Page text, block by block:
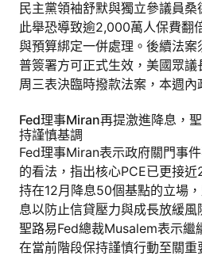
民主黨領袖舒默與獨立參議員
此舉恐導致逾2,000萬人保費翻
與預算綁定一併處理。後續法
普簽署方可正式生效，美國眾
周三表決臨時撥款法案，本週內
Fed理事Miran再提激進降息，
持謹慎基調
Fed理事Miran表示政府關門事
的看法，指出核心PCE已更接
持在12月降息50個基點的立場
息以防止信貸壓力與成長放緩風
聖路易Fed總裁Musalem表示繼
在當前階段保持謹慎行動至關